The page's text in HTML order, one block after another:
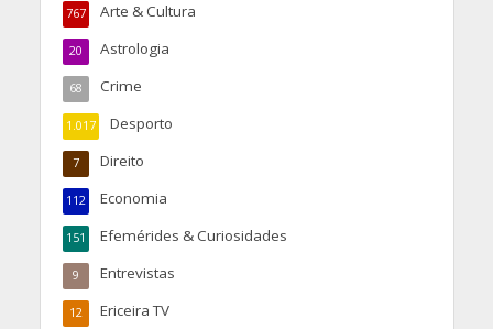
Arte & Cultura
767
Astrologia
20
Crime
68
Desporto
1.017
Direito
7
Economia
112
Efemérides & Curiosidades
151
Entrevistas
9
Ericeira TV
12